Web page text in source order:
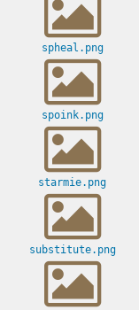
spheal.png
spoink.png
starmie.png
substitute.png